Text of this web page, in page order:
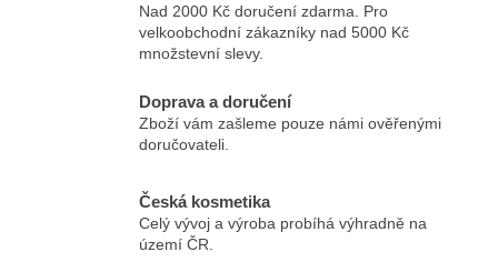
Nad 2000 Kč doručení zdarma. Pro
velkoobchodní zákazníky nad 5000 Kč
množstevní slevy.
Doprava a doručení
Zboží vám zašleme pouze námi ověřenými
doručovateli.
Česká kosmetika
Celý vývoj a výroba probíhá výhradně na
území ČR.